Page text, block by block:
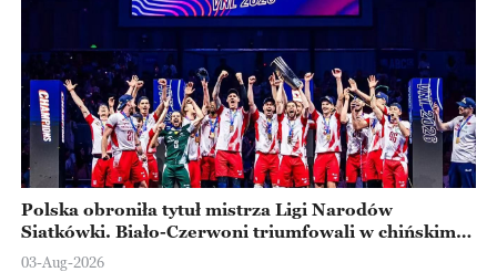
Polska obroniła tytuł mistrza Ligi Narodów
Siatkówki. Biało-Czerwoni triumfowali w chińskim
Ningbo
03-Aug-2026